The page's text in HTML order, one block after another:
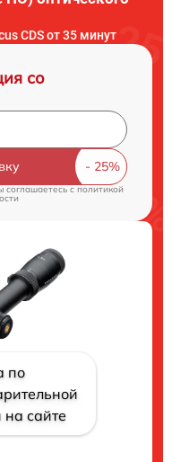
CDS от 35 минут
со
соглашаетесь cполитикой
по
на сайте